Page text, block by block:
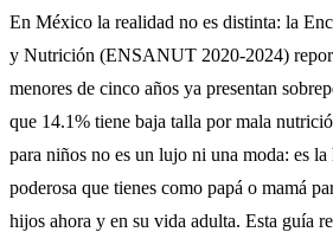
En México la realidad no es distinta: la
y Nutrición (ENSANUT 2020-2024)
menores de cinco años ya presentan
que 14.1% tiene baja talla por mala
para niños no es un lujo ni una moda: es la
poderosa que tienes como papá o mamá
hijos ahora y en su vida adulta. Esta guía